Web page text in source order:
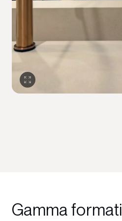
Gamma formati